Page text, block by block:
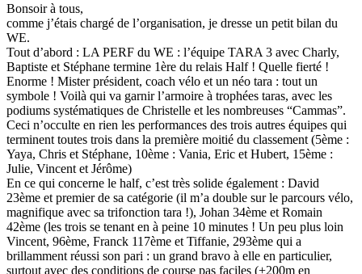
Bonsoir à tous,
comme j’étais chargé de l’organisation, je dresse un petit bilan du
WE.
Tout d’abord : LA PERF du WE : l’équipe TARA 3 avec Charly,
Baptiste et Stéphane termine 1ère du relais Half ! Quelle fierté !
Enorme ! Mister président, coach vélo et un néo tara : tout un
symbole ! Voilà qui va garnir l’armoire à trophées taras, avec les
podiums systématiques de Christelle et les nombreuses “Cammas”.
Ceci n’occulte en rien les performances des trois autres équipes qui
terminent toutes trois dans la première moitié du classement (5ème :
Yaya, Chris et Stéphane, 10ème : Vania, Eric et Hubert, 15ème :
Julie, Vincent et Jérôme)
En ce qui concerne le half, c’est très solide également : David
23ème et premier de sa catégorie (il m’a double sur le parcours vélo,
magnifique avec sa trifonction tara !), Johan 34ème et Romain
42ème (les trois se tenant en à peine 10 minutes ! Un peu plus loin
Vincent, 96ème, Franck 117ème et Tiffanie, 293ème qui a
brillamment réussi son pari : un grand bravo à elle en particulier,
surtout avec des conditions de course pas faciles (+200m en